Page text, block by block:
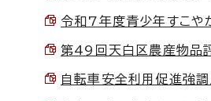
令和7年度青少年すこや
第49回天白区農産物品
自転車安全利用促進強